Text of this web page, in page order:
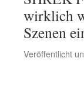
wirklich
Szenen
Veröffentlicht